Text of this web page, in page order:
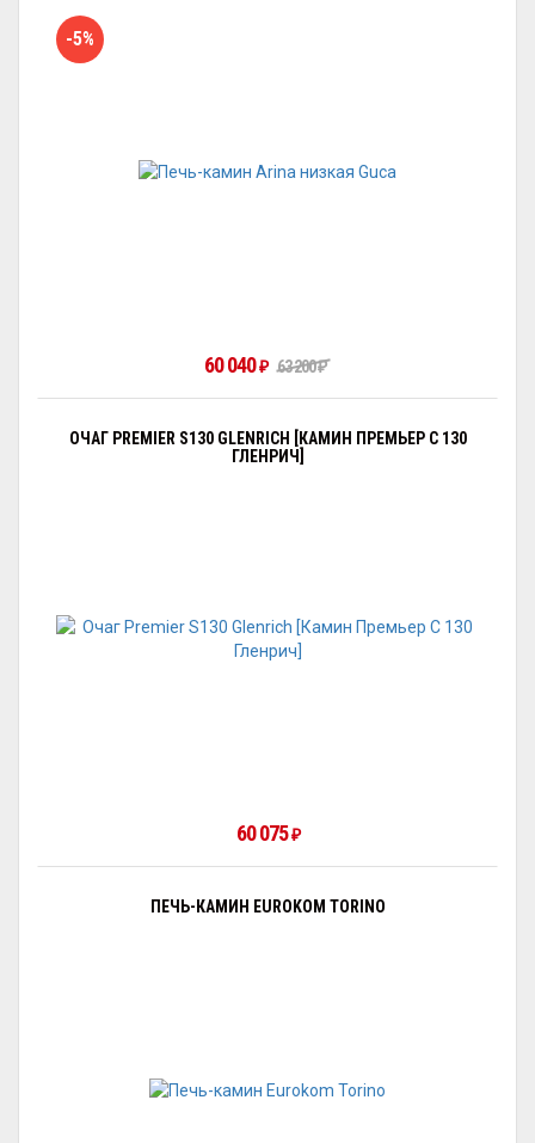
-5%
60 040₽ 63 200₽
ОЧАГ PREMIER S130 GLENRICH [КАМИН ПРЕМЬЕР С 130
ГЛЕНРИЧ]
60 075₽
ПЕЧЬ-КАМИН EUROKOM TORINO